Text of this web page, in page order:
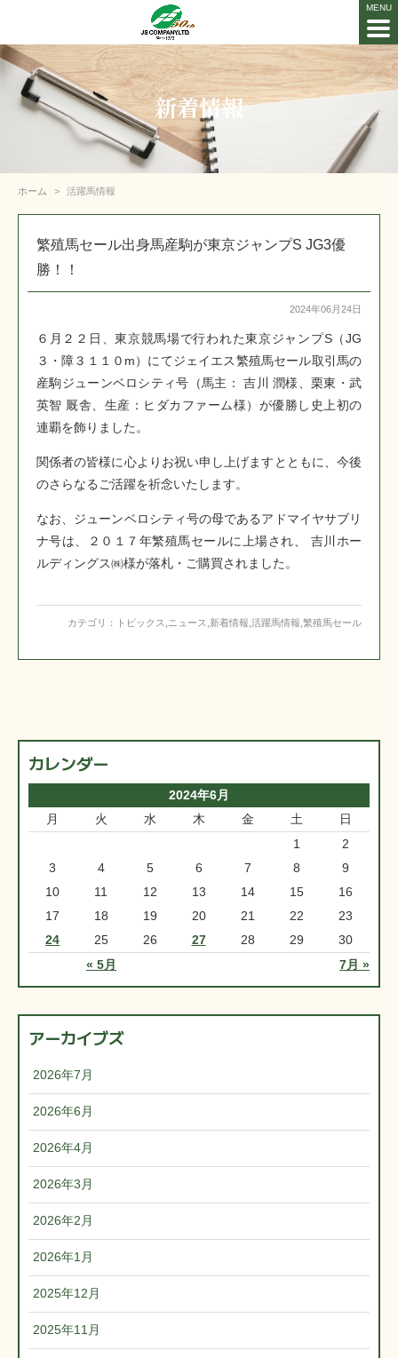
新着情報
ホーム 活躍馬情報
繁殖馬セール出身馬産駒が東京ジャンプS JG3優
勝！！
2024年06月24日
６月２２日、東京競馬場で行われた東京ジャンプS（JG
３・障３１１０m）にてジェイエス繁殖馬セール取引馬の
産駒ジューンベロシティ号（馬主： 吉川 潤様、栗東・武
英智 厩舎、生産：ヒダカファーム様）が優勝し史上初の
連覇を飾りました。
関係者の皆様に心よりお祝い申し上げますとともに、今後
のさらなるご活躍を祈念いたします。
なお、ジューンベロシティ号の母であるアドマイヤサブリ
ナ号は、２０１７年繁殖馬セールに上場され、 吉川ホー
ルディングス㈱様が落札・ご購買されました。
カテゴリ： トピックス ニュース 新着情報 活躍馬情報 繁殖馬セール
カレンダー
2024年6月
月
火 水 木 金 土 日
« 5月 7月 »
1
2
3
4 5 6 7 8
9
10
11 12 13 14 15
16
17
18 19 20 21 22
23
24
25 26 27 28 29 30
アーカイブズ
2026年7月
2026年6月
2026年4月
2026年3月
2026年2月
2026年1月
2025年12月
2025年11月